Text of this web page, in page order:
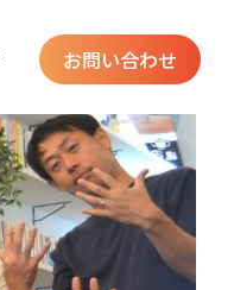
お問い合わせ